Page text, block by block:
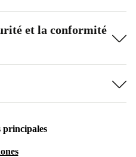
et la conformité
principales